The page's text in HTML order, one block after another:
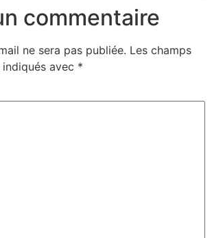
commentaire
ne sera pas publiée. Les champs
avec *